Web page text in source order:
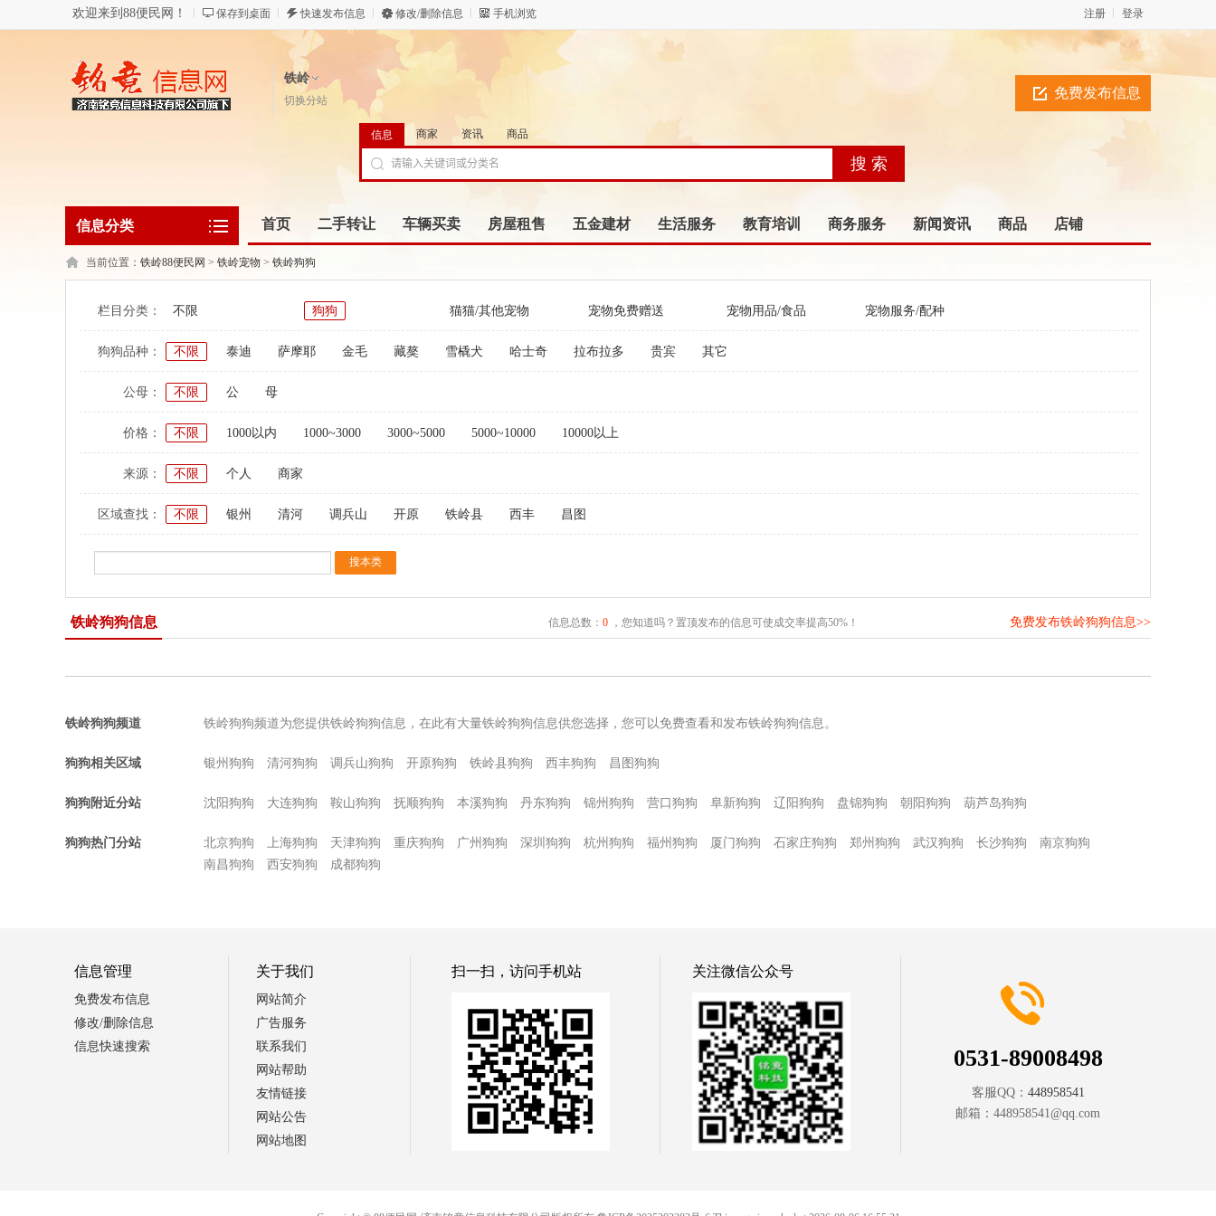
欢迎来到88便民网！ 保存到桌面 快速发布信息 修改/删除信息 手机浏览 登录
注册
铁岭
切换分站 免费发布信息
信息 商家 资讯 商品
信息分类 首页 二手转让 车辆买卖 房屋租售 五金建材 生活服务 教育培训 商务服务 新闻资讯 商品 店铺
当前位置： 铁岭88便民网 > 铁岭宠物 > 铁岭狗狗
栏目分类： 不限 狗狗 猫猫/其他宠物 宠物免费赠送 宠物用品/食品 宠物服务/配种
狗狗品种： 不限 泰迪 萨摩耶 金毛 藏獒 雪橇犬 哈士奇 拉布拉多 贵宾 其它
公母： 不限 公 母
价格： 不限 1000以内 1000~3000 3000~5000 5000~10000 10000以上
来源： 不限 个人 商家
区域查找： 不限 银州 清河 调兵山 开原 铁岭县 西丰 昌图
铁岭狗狗信息 信息总数： 0，您知道吗？置顶发布的信息可使成交率提高50%！ 免费发布铁岭狗狗信息>>
铁岭狗狗频道 铁岭狗狗频道为您提供铁岭狗狗信息，在此有大量铁岭狗狗信息供您选择，您可以免费查看和发布铁岭狗狗信息。
狗狗相关区域 银州狗狗 清河狗狗 调兵山狗狗 开原狗狗 铁岭县狗狗 西丰狗狗 昌图狗狗
狗狗附近分站 沈阳狗狗 大连狗狗 鞍山狗狗 抚顺狗狗 本溪狗狗 丹东狗狗 锦州狗狗 营口狗狗 阜新狗狗 辽阳狗狗 盘锦狗狗 朝阳狗狗 葫芦岛狗狗
狗狗热门分站 北京狗狗 上海狗狗 天津狗狗 重庆狗狗 广州狗狗 深圳狗狗 杭州狗狗 福州狗狗 厦门狗狗 石家庄狗狗 郑州狗狗 武汉狗狗 长沙狗狗
南京狗狗
南昌狗狗
西安狗狗 成都狗狗
信息管理
免费发布信息
修改/删除信息
信息快速搜索
关于我们
网站简介
广告服务
联系我们
网站帮助
友情链接
网站公告
网站地图
扫一扫，访问手机站 关注微信公众号
0531-89008498
客服QQ： 448958541
邮箱： 448958541@qq.com